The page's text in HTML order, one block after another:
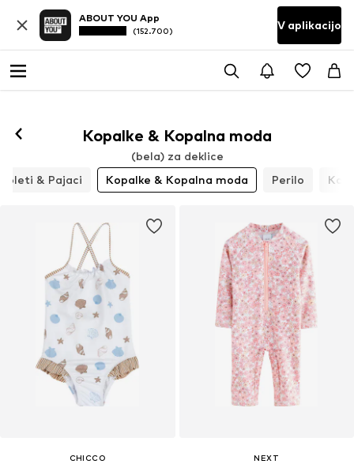
ABOUT YOU App
(152.700) V aplikacijo
Kopalke & Kopalna moda
(bela) za deklice
& Pajaci
Kopalke & Kopalna moda Perilo
CHICCO
NEXT